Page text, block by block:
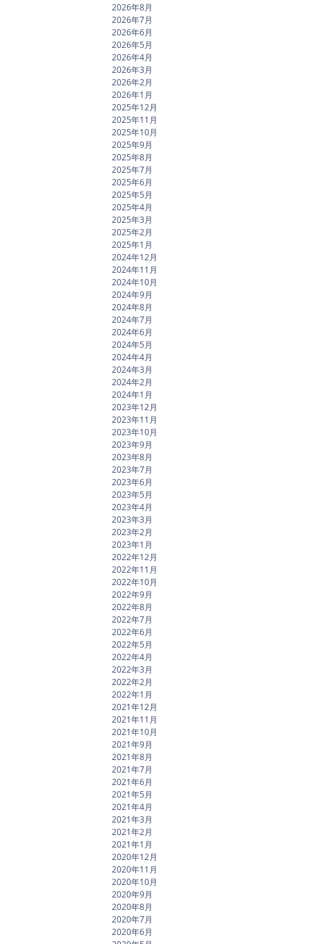
2026年8月
2026年7月
2026年6月
2026年5月
2026年4月
2026年3月
2026年2月
2026年1月
2025年12月
2025年11月
2025年10月
2025年9月
2025年8月
2025年7月
2025年6月
2025年5月
2025年4月
2025年3月
2025年2月
2025年1月
2024年12月
2024年11月
2024年10月
2024年9月
2024年8月
2024年7月
2024年6月
2024年5月
2024年4月
2024年3月
2024年2月
2024年1月
2023年12月
2023年11月
2023年10月
2023年9月
2023年8月
2023年7月
2023年6月
2023年5月
2023年4月
2023年3月
2023年2月
2023年1月
2022年12月
2022年11月
2022年10月
2022年9月
2022年8月
2022年7月
2022年6月
2022年5月
2022年4月
2022年3月
2022年2月
2022年1月
2021年12月
2021年11月
2021年10月
2021年9月
2021年8月
2021年7月
2021年6月
2021年5月
2021年4月
2021年3月
2021年2月
2021年1月
2020年12月
2020年11月
2020年10月
2020年9月
2020年8月
2020年7月
2020年6月